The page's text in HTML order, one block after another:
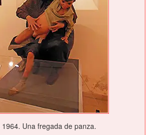
1964. Una fregada de panza.